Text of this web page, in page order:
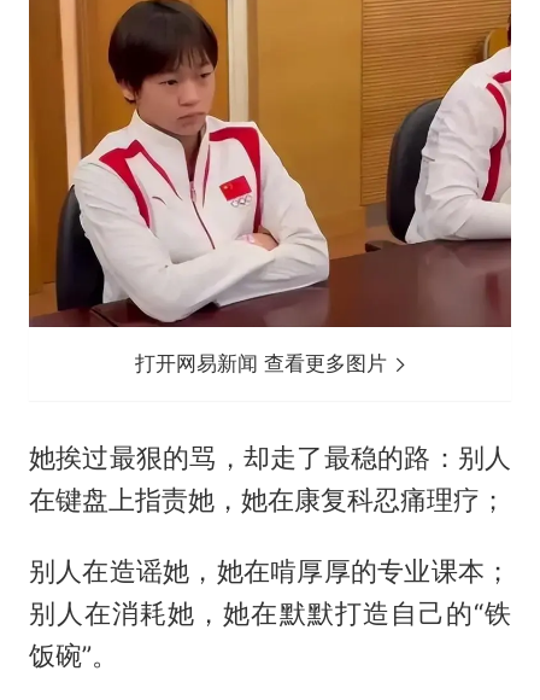
打开网易新闻 查看更多图片
她挨过最狠的骂，却走了最稳的路：别人
在键盘上指责她，她在康复科忍痛理疗；
别人在造谣她，她在啃厚厚的专业课本；
别人在消耗她，她在默默打造自己的“铁
饭碗”。